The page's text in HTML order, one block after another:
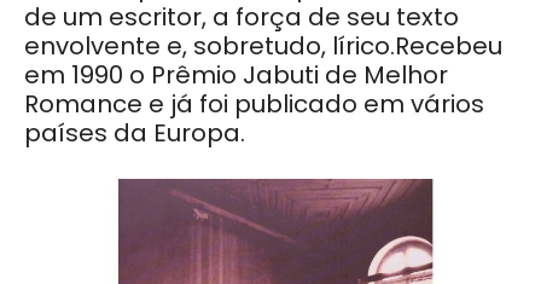
de um escritor, a força de seu texto
envolvente e, sobretudo, lírico.Recebeu
em 1990 o Prêmio Jabuti de Melhor
Romance e já foi publicado em vários
países da Europa.